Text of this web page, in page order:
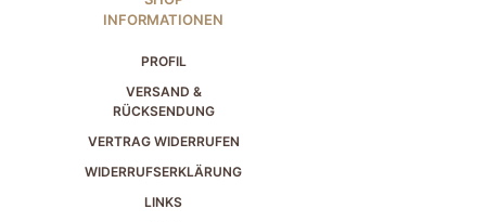
INFORMATIONEN
PROFIL
VERSAND &
RÜCKSENDUNG
VERTRAG WIDERRUFEN
WIDERRUFSERKLÄRUNG
LINKS